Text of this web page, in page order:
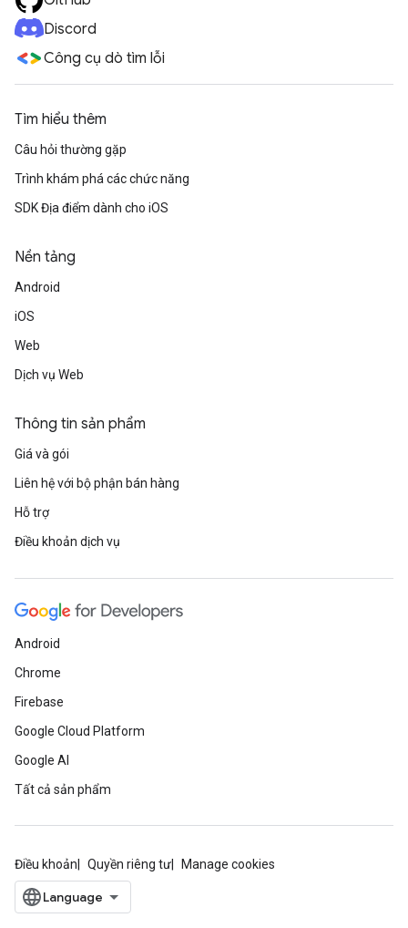
Discord
Công cụ dò tìm lỗi
Tìm hiểu thêm
Câu hỏi thường gặp
Trình khám phá các chức năng
SDK Địa điểm dành cho iOS
Nền tảng
Android
iOS
Web
Dịch vụ Web
Thông tin sản phẩm
Giá và gói
Liên hệ với bộ phận bán hàng
Hỗ trợ
Điều khoản dịch vụ
Android
Chrome
Firebase
Google Cloud Platform
Google AI
Tất cả sản phẩm
Điều khoản Quyền riêng tư Manage cookies